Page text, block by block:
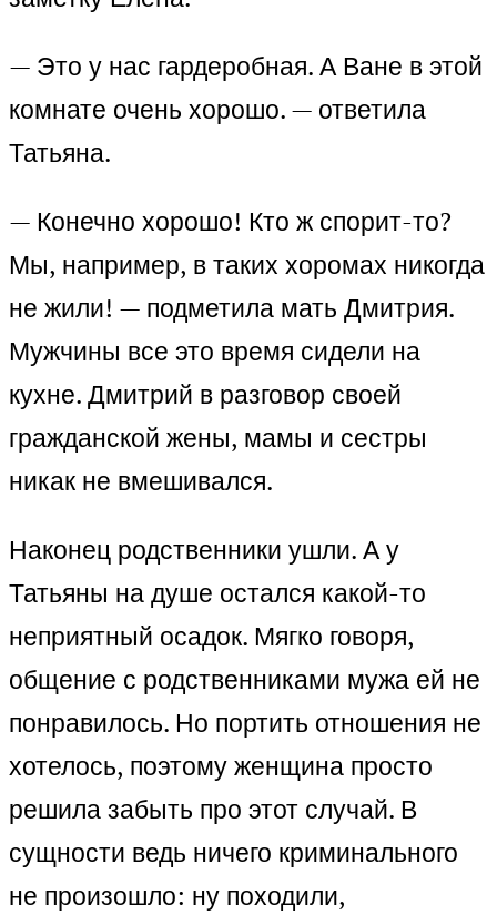
— Это у нас гардеробная. А Ване в этой
комнате очень хорошо. — ответила
Татьяна.
— Конечно хорошо! Кто ж спорит-то?
Мы, например, в таких хоромах никогда
не жили! — подметила мать Дмитрия.
Мужчины все это время сидели на
кухне. Дмитрий в разговор своей
гражданской жены, мамы и сестры
никак не вмешивался.
Наконец родственники ушли. А у
Татьяны на душе остался какой-то
неприятный осадок. Мягко говоря,
общение с родственниками мужа ей не
понравилось. Но портить отношения не
хотелось, поэтому женщина просто
решила забыть про этот случай. В
сущности ведь ничего криминального
не произошло: ну походили,